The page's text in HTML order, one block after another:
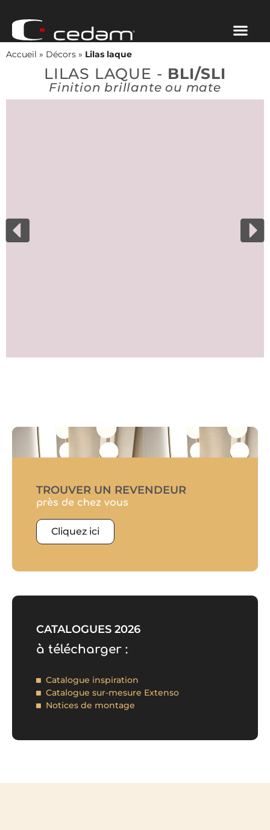
Accueil » Décors » Lilas laque
LILAS LAQUE - BLI/SLI
Finition brillante ou mate
TROUVER UN REVENDEUR
près de chez vous
Cliquez ici
CATALOGUES 2026
à télécharger :
Catalogue inspiration
Catalogue sur-mesure Extenso
Notices de montage